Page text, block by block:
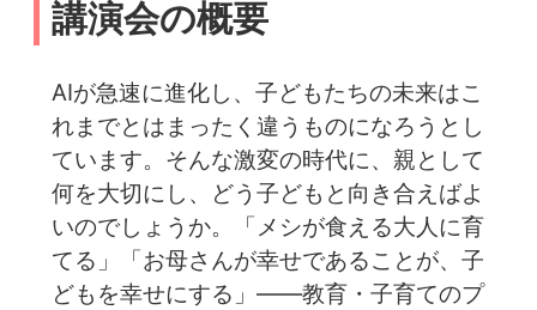
講演会の概要
AIが急速に進化し、子どもたちの未来はこ
れまでとはまったく違うものになろうとし
ています。そんな激変の時代に、親として
何を大切にし、どう子どもと向き合えばよ
いのでしょうか。「メシが食える大人に育
てる」「お母さんが幸せであることが、子
どもを幸せにする」——教育・子育てのプ